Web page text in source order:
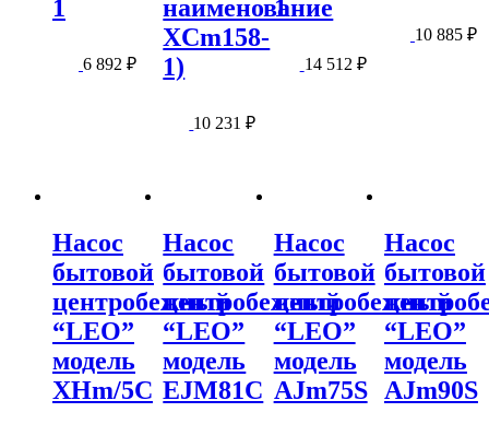
1
6 892 ₽
наименование
XCm158-
1)
10 231₽
1
14 512 ₽
10 885 ₽
Насос
бытовой
центробежный
“LEO”
модель
XHm/5C
Насос
бытовой
центробежный
“LEO”
модель
EJM81С
Насос
бытовой
центробежный
“LEO”
модель
AJm75S
Насос
бытовой
“LEO”
модель
AJm90S